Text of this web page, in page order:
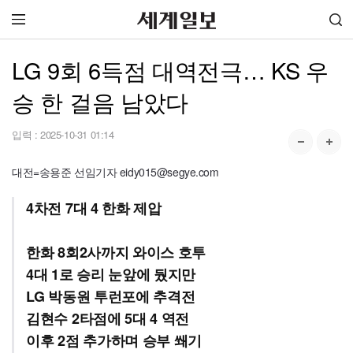
LG 9회 6득점 대역전극… KS 우
승 한 걸음 남았다
입력 : 2025-10-31 01:14
대전=송용준 선임기자 eidy015@segye.com
4차전 7대 4 한화 제압
한화 8회2사까지 와이스 호투
4대 1로 승리 눈앞에 뒀지만
LG 박동원 투런포에 추격전
김현수 2타점에 5대 4 역전
이후 2점 추가하며 승부 쐐기